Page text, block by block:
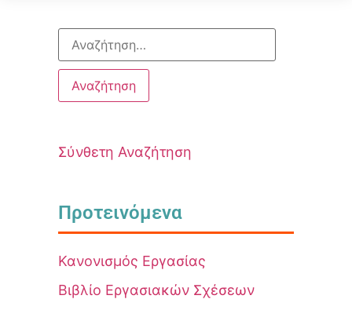
Σύνθετη Αναζήτηση
Προτεινόμενα
Κανονισμός Εργασίας
Βιβλίο Εργασιακών Σχέσεων